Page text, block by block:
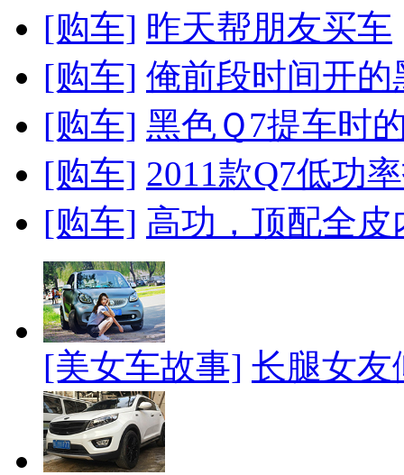
[购车] 昨天帮朋友买车
[购车] 俺前段时间开的
[购车] 黑色Ｑ7提车时
[购车] 2011款Q7低功
[购车] 高功，顶配全
[美女车故事] 长腿女友